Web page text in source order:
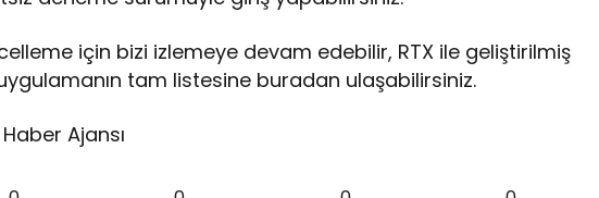
için bizi izlemeye devam edebilir, RTX ile geliştirilmiş
tam listesine buradan ulaşabilirsiniz.
Ajansı